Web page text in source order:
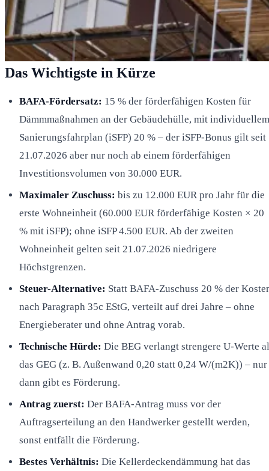
Das Wichtigste in Kürze
BAFA-Fördersatz: 15 % der förderfähigen Kosten für
Dämmmaßnahmen an der Gebäudehülle, mit individuellem
Sanierungsfahrplan (iSFP) 20 % – der iSFP-Bonus gilt seit
21.07.2026 aber nur noch ab einem förderfähigen
Investitionsvolumen von 30.000 EUR.
Maximaler Zuschuss: bis zu 12.000 EUR pro Jahr für die
erste Wohneinheit (60.000 EUR förderfähige Kosten × 20
% mit iSFP); ohne iSFP 4.500 EUR. Ab der zweiten
Wohneinheit gelten seit 21.07.2026 niedrigere
Höchstgrenzen.
Steuer-Alternative: Statt BAFA-Zuschuss 20 % der
nach Paragraph 35c EStG, verteilt auf drei Jahre – ohne
Energieberater und ohne Antrag vorab.
Technische Hürde: Die BEG verlangt strengere U-Werte
das GEG (z. B. Außenwand 0,20 statt 0,24 W/(m2K)) – nur
dann gibt es Förderung.
Antrag zuerst: Der BAFA-Antrag muss vor der
Auftragserteilung an den Handwerker gestellt werden,
sonst entfällt die Förderung.
Bestes Verhältnis: Die Kellerdeckendämmung hat das